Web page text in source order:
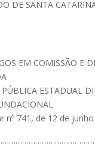
DE SANTA
EM COMISSÃO E
ESTADUAL
nº 741, de 12 de